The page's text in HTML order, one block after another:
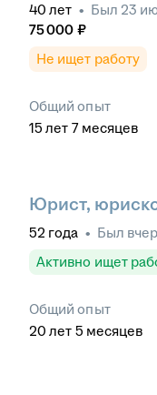
40 лет • Был 23
75 000 ₽
Не ищет работу
Общий опыт
15 лет 7 месяцев
Юрист,
52 года • Был
Активно ищет
Общий опыт
20 лет 5 месяцев